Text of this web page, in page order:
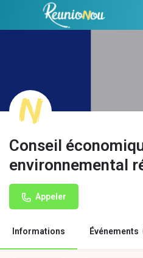
Conseil
environnemental
Appeler
Informations Événements